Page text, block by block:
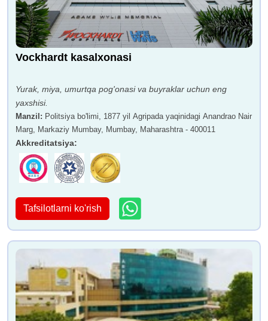
Vockhardt kasalxonasi
Yurak, miya, umurtqa pog'onasi va buyraklar uchun eng
yaxshisi.
Manzil : Politsiya bo'limi, 1877 yil Agripada yaqinidagi Anandrao Nair
Marg, Markaziy Mumbay, Mumbay, Maharashtra - 400011
Akkreditatsiya:
Tafsilotlarni ko'rish